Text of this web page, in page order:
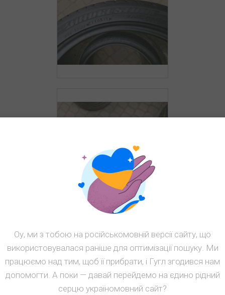
ПОХОЖИЕ
ТОВАРЫ
Оу, ми з тобою на російськомовній версії сайту, що
використовувалася раніше для оптимізації пошуку. Ми
працюємо над тим, щоб її прибрати, і Гугл згодився нам
допомогти. А поки — давай перейдемо на єдино рідний
серцю україномовний сайт?